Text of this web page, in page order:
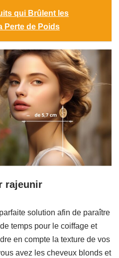
qui Brûlent les
Perte de Poids
rajeunir
solution afin de paraître
temps pour le coiffage et
en compte la texture de vos
avez les cheveux blonds et